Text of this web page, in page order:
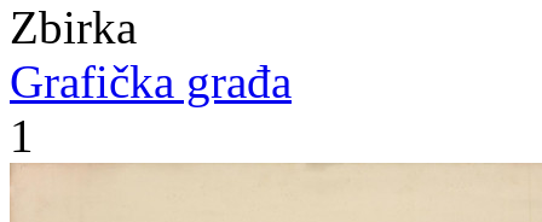
Zbirka
Grafička građa
1